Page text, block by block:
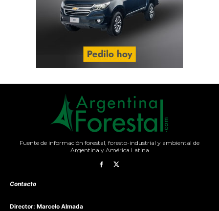
Fuente de información forestal, foresto-industrial y ambiental de
Argentina y América Latina
Contacto
Director: Marcelo Almada